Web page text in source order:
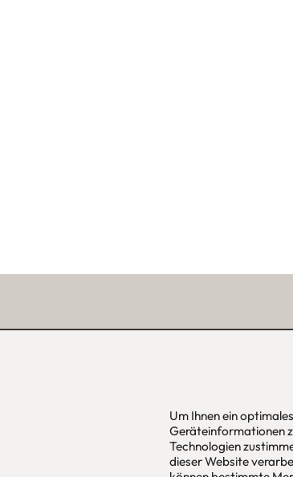
Um Ihnen ein
Geräteinformationen
Technologien
dieser Website
urbana möbel
Individuelles Wohndesign
ohne Mehrpreis nach Maß